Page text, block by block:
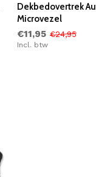
Dekbedovertrek
Microvezel
€11,95 €24,95
Incl. btw